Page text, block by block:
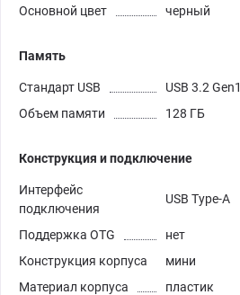
Основной цвет
черный
Память
Стандарт USB
USB 3.2 Gen1
Объем памяти
128 ГБ
Конструкция и подключение
Интерфейс
подключения
USB Type-A
Поддержка OTG
нет
Конструкция корпуса
мини
Материал корпуса
пластик